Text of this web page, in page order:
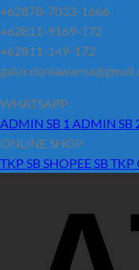
+62878-7033-1666
+62811-9169-172
+62811-149-172
WHATSAPP
ADMIN SB 1 ADMIN SB
ONLINE SHOP
TKP SBSHOPEE SBTKP